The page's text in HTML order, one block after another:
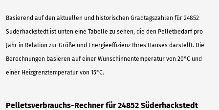
Basierend auf den aktuellen und historischen Gradtagszahlen für 24852
Süderhackstedt ist unten eine Tabelle zu sehen, die den Pelletbedarf pro
Jahr in Relation zur Größe und Energieeffizienz Ihres Hauses darstellt. Die
Berechnungen basieren auf einer Wunschinnentemperatur von 20°C und
einer Heizgrenztemperatur von 15°C.
Pelletsverbrauchs-Rechner für 24852 Süderhackstedt